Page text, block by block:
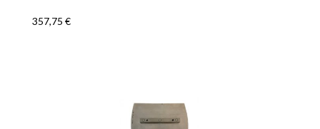
357,75 €